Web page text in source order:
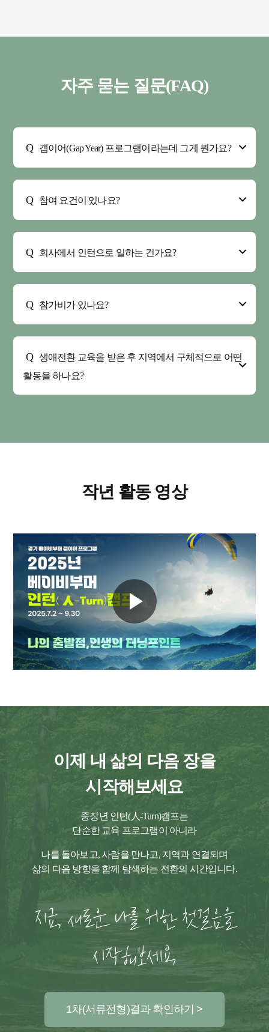
자주 묻는 질문(FAQ)
갭이어(Gap Year) 프로그램이라는데 그게 뭔가요?
참여 요건이 있나요?
회사에서 인턴으로 일하는 건가요?
참가비가 있나요?
생애전환 교육을 받은 후 지역에서 구체적으로 어떤
활동을 하나요?
작년 활동 영상
이제 내 삶의 다음 장을
시작해보세요
중장년 인턴(人-Turn)캠프는
단순한 교육 프로그램이 아니라
나를 돌아보고, 사람을 만나고, 지역과 연결되며
삶의 다음 방향을 함께 탐색하는 전환의 시간입니다.
지금, 새로운 나를 위한 첫걸음을
시작해보세요.
1차(서류전형)결과 확인하기 >